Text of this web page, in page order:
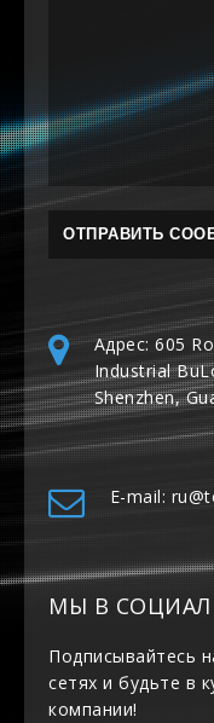
Адрес: 605
Industrial
Shenzhen,
E-mail:
МЫ В
Подписывайтесь
сетях и будьте в
компании!